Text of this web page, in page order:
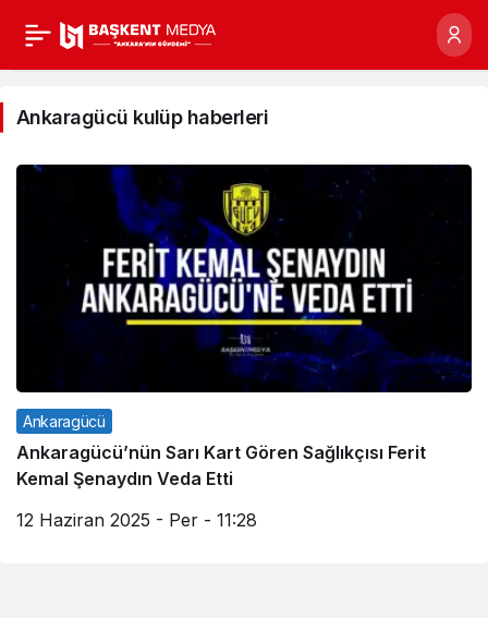
Ankaragücü
kulüp
haberleri
Haberleri
Ankaragücü kulüp haberleri
Ankaragücü
Ankaragücü’nün Sarı Kart Gören Sağlıkçısı Ferit
Kemal Şenaydın Veda Etti
12 Haziran 2025 - Per - 11:28